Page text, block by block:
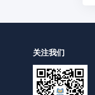
关注我们